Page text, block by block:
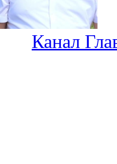
Канал